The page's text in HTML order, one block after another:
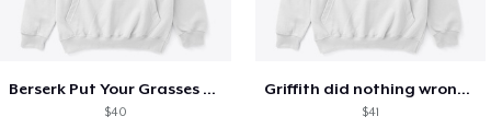
Berserk Put Your Grasses On MANGA STYLE
$40
Griffith did nothing wrong BERSERK
$41